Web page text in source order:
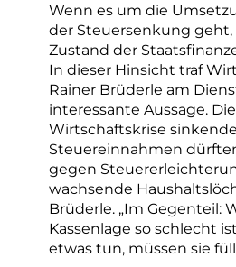
Wenn es um die
der Steuersenkung geht,
Zustand der
In dieser Hinsicht traf
Rainer Brüderle am
interessante Aussage.
Wirtschaftskrise
Steuereinnahmen
gegen
wachsende
Brüderle. „Im Gegenteil:
Kassenlage so schlecht
etwas tun, müssen sie